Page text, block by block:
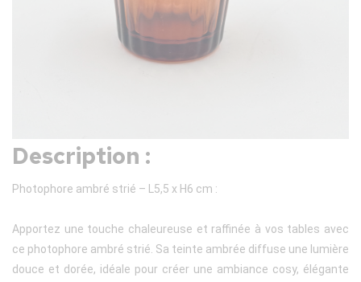
Description :
Photophore ambré strié – L5,5 x H6 cm :
Apportez une touche chaleureuse et raffinée à vos tables avec
ce photophore ambré strié. Sa teinte ambrée diffuse une lumière
douce et dorée, idéale pour créer une ambiance cosy, élégante